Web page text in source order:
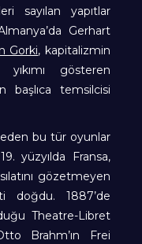
sayılan yapıtlar
Gerhart
Gorki, kapitalizmin
gösteren
başlıca temsilcisi
eden bu tür oyunlar
yüzyılda Fransa,
gözetmeyen
doğdu. 1887’de
Theatre-Libret
Brahm’ın Frei